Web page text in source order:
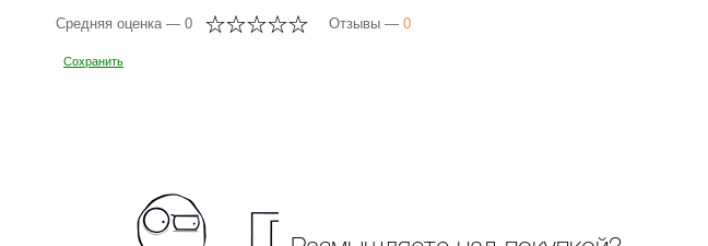
Средняя оценка — 0 Отзывы — 0
Сохранить